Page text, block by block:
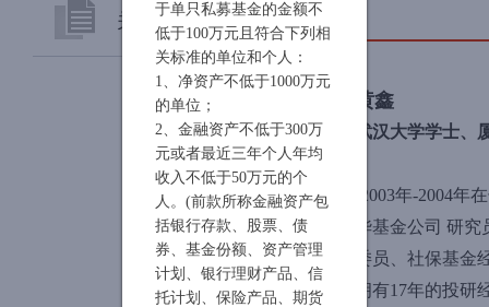
于单只私募基金的金额不
低于100万元且符合下列相
关标准的单位和个人：
1、净资产不低于1000万元
的单位；
2、金融资产不低于300万
元或者最近三年个人年均
收入不低于50万元的个
人。(前款所称金融资产包
括银行存款、股票、债
券、基金份额、资产管理
计划、银行理财产品、信
托计划、保险产品、期货
关于源和
公司简介
投资理念
核心人员
联系我们
黄鑫
武汉大学学士、
2003年-2004年
华基金公司 研
委员、社保基金
拥有17年的投